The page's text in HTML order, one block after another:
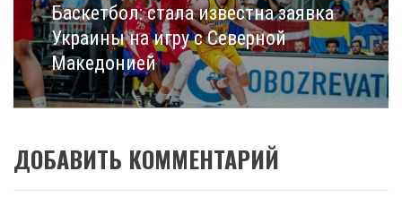
Next
post:
Баскетбол: стала известна заявка
Украины на игру с Северной
Македонией
ДОБАВИТЬ КОММЕНТАРИЙ